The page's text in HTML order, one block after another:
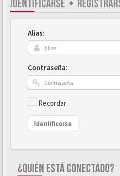
IDENTIFICARSE •
Alias:
Contraseña:
Recordar
Identificarse
¿QUIÉN ESTÁ CONECTADO?